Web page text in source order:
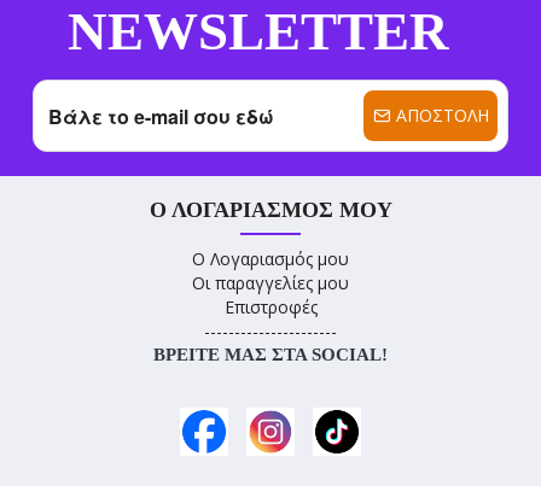
NEWSLETTER
ΑΠΟΣΤΟΛΉ
Ο ΛΟΓΑΡΙΑΣΜΌΣ ΜΟΥ
Ο Λογαριασμός μου
Οι παραγγελίες μου
Επιστροφές
----------------------
ΒΡΕΊΤΕ ΜΑΣ ΣΤΑ SOCIAL!